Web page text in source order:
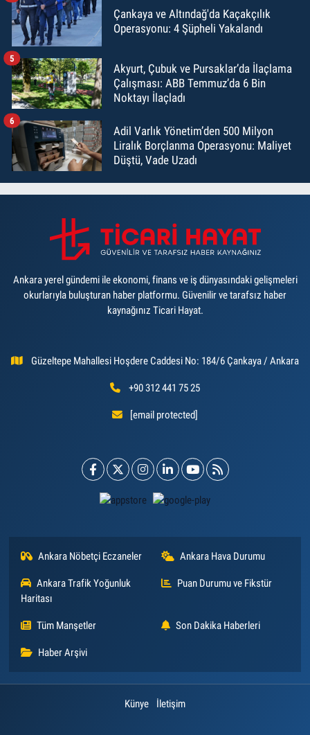
Çankaya ve Altındağ'da Kaçakçılık
Operasyonu: 4 Şüpheli Yakalandı
Akyurt, Çubuk ve Pursaklar’da İlaçlama
Çalışması: ABB Temmuz’da 6 Bin
Noktayı İlaçladı
5
Adil Varlık Yönetim’den 500 Milyon
Liralık Borçlanma Operasyonu: Maliyet
Düştü, Vade Uzadı
6
Ankara yerel gündemi ile ekonomi, finans ve iş dünyasındaki gelişmeleri
okurlarıyla buluşturan haber platformu. Güvenilir ve tarafsız haber
kaynağınız Ticari Hayat.
Güzeltepe Mahallesi Hoşdere Caddesi No: 184/6 Çankaya / Ankara
+90 312 441 75 25
[email protected]
Ankara Nöbetçi Eczaneler Ankara Hava Durumu
Ankara Trafik Yoğunluk
Haritası
Puan Durumu ve Fikstür
Tüm Manşetler Son Dakika Haberleri
Haber Arşivi
Künye İletişim